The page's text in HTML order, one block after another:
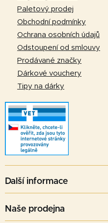
Paletový prodej
Obchodní podmínky
Ochrana osobních údajů
Odstoupení od smlouvy
Prodávané značky
Dárkové vouchery
Tipy na dárky
Další informace
Naše prodejna